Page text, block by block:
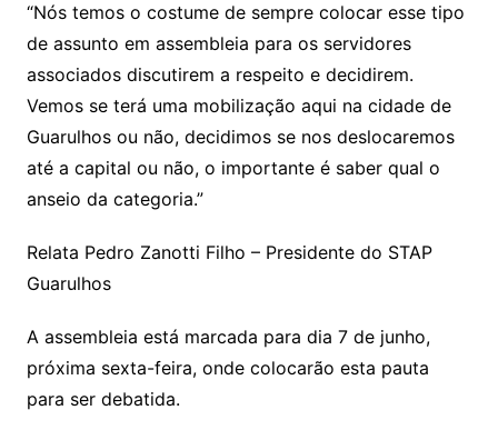
“Nós temos o costume de sempre colocar esse tipo
de assunto em assembleia para os servidores
associados discutirem a respeito e decidirem.
Vemos se terá uma mobilização aqui na cidade de
Guarulhos ou não, decidimos se nos deslocaremos
até a capital ou não, o importante é saber qual o
anseio da categoria.”
Relata Pedro Zanotti Filho – Presidente do STAP
Guarulhos
A assembleia está marcada para dia 7 de junho,
próxima sexta-feira, onde colocarão esta pauta
para ser debatida.